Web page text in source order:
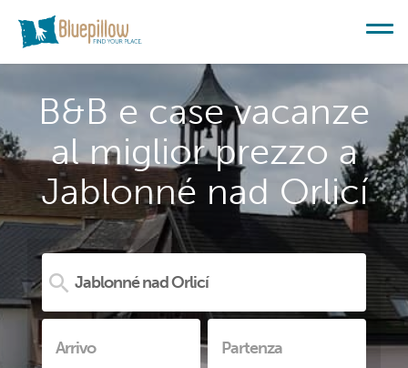
B&B e case vacanze
al miglior prezzo a
Jablonné nad Orlicí